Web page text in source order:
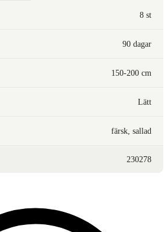
8 st
90 dagar
150-200 cm
Lätt
färsk, sallad
230278